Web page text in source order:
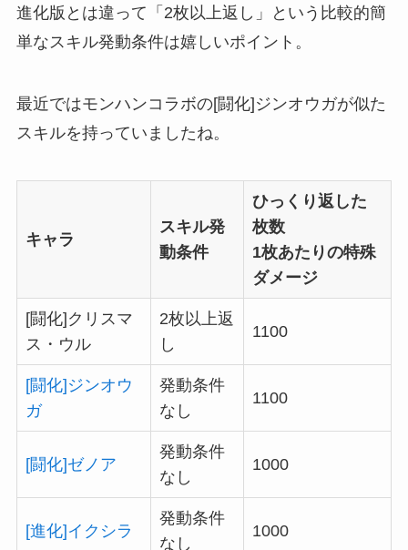
進化版とは違って「2枚以上返し」という比較的簡
単なスキル発動条件は嬉しいポイント。
最近ではモンハンコラボの[闘化]ジンオウガが似た
スキルを持っていましたね。
キャラ
スキル発
動条件
ひっくり返した
枚数
1枚あたりの特殊
ダメージ
[闘化]クリスマ
ス・ウル
2枚以上返
し
1100
[闘化]ジンオウ
ガ
発動条件
なし
1100
[闘化]ゼノア
発動条件
なし
1000
[進化]イクシラ
発動条件
なし
1000